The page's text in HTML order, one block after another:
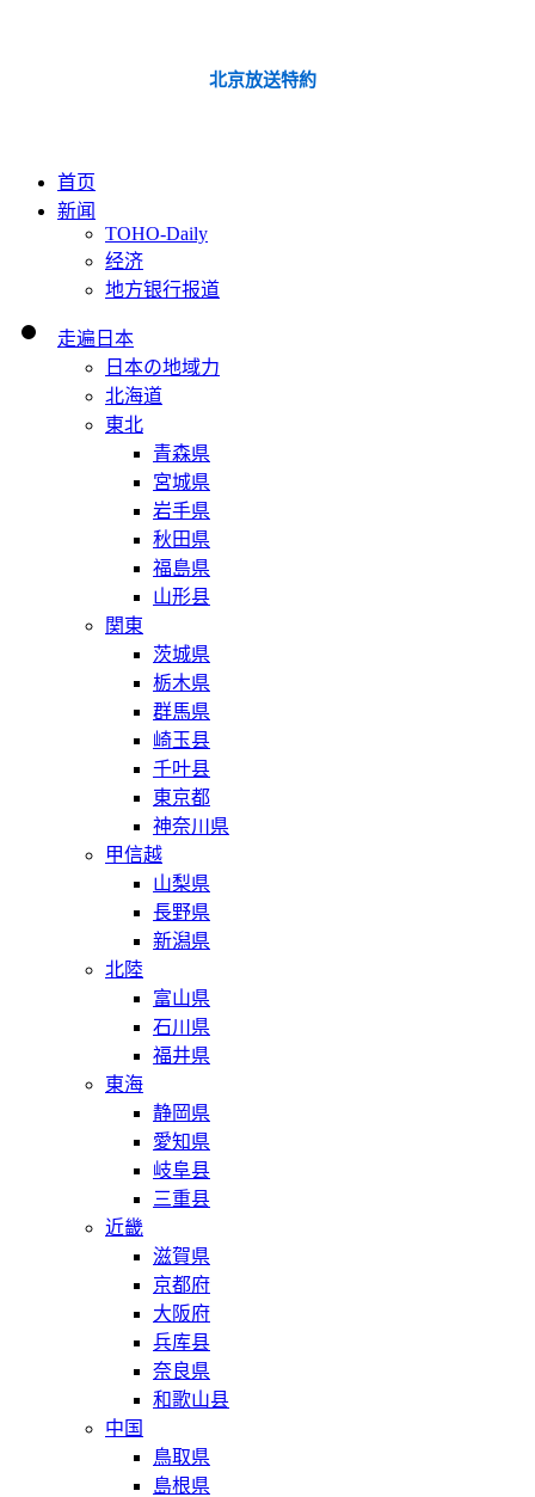
北京放送特約
首页
新闻
TOHO-Daily
经济
地方银行报道
走遍日本
日本の地域力
北海道
東北
青森県
宮城県
岩手県
秋田県
福島県
山形县
関東
茨城県
栃木県
群馬県
崎玉县
千叶县
東京都
神奈川県
甲信越
山梨県
長野県
新潟県
北陸
富山県
石川県
福井県
東海
静岡県
愛知県
岐阜县
三重县
近畿
滋賀県
京都府
大阪府
兵库县
奈良県
和歌山县
中国
鳥取県
島根県